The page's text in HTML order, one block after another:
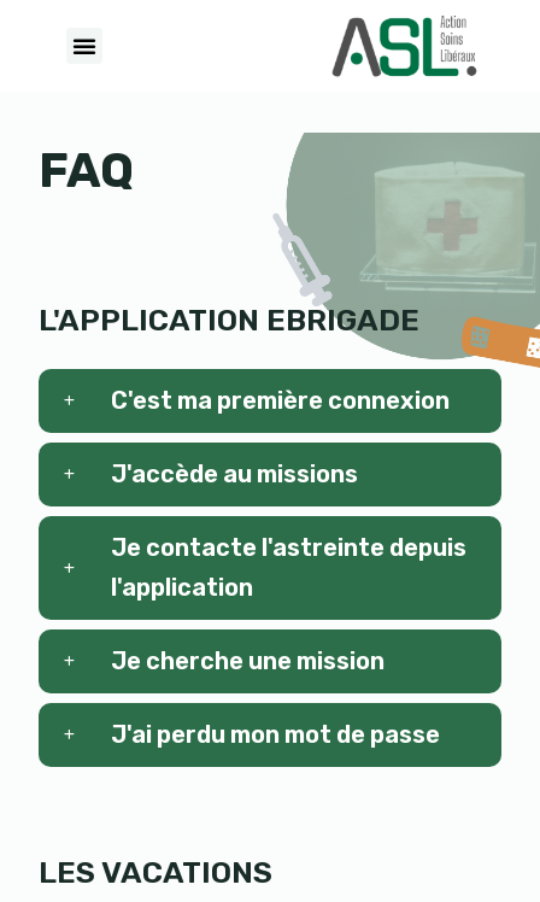
FAQ
L'APPLICATION EBRIGADE
C'est ma première connexion
J'accède au missions
Je contacte l'astreinte depuis
l'application
Je cherche une mission
J'ai perdu mon mot de passe
LES VACATIONS